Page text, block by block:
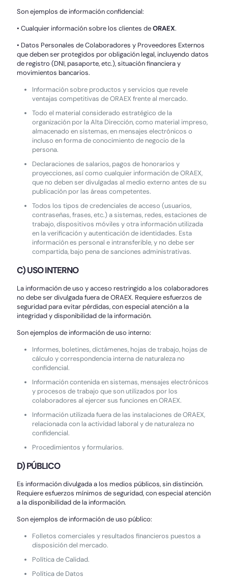
Son ejemplos de información confidencial:
• Cualquier información sobre los clientes deORAEX.
• Datos Personales de Colaboradores y Proveedores Externos
que deben ser protegidos por obligación legal, incluyendo datos
de registro (DNI, pasaporte, etc.), situación financiera y
movimientos bancarios.
Información sobre productos y servicios que revele
ventajas competitivas de ORAEX frente al mercado.
Todo el material considerado estratégico de la
organización por la Alta Dirección, como material impreso,
almacenado en sistemas, en mensajes electrónicos o
incluso en forma de conocimiento de negocio de la
persona.
Declaraciones de salarios, pagos de honorarios y
proyecciones, así como cualquier información de ORAEX,
que no deben ser divulgadas al medio externo antes de su
publicación por las áreas competentes.
Todos los tipos de credenciales de acceso (usuarios,
contraseñas, frases, etc.) a sistemas, redes, estaciones de
trabajo, dispositivos móviles y otra información utilizada
en la verificación y autenticación de identidades. Esta
información es personal e intransferible, y no debe ser
compartida, bajo pena de sanciones administrativas.
C) USO INTERNO
La información de uso y acceso restringido a los colaboradores
no debe ser divulgada fuera de ORAEX. Requiere esfuerzos de
seguridad para evitar pérdidas, con especial atención a la
integridad y disponibilidad de la información.
Son ejemplos de información de uso interno:
Informes, boletines, dictámenes, hojas de trabajo, hojas de
cálculo y correspondencia interna de naturaleza no
confidencial.
Información contenida en sistemas, mensajes electrónicos
y procesos de trabajo que son utilizados por los
colaboradores al ejercer sus funciones en ORAEX.
Información utilizada fuera de las instalaciones de ORAEX,
relacionada con la actividad laboral y de naturaleza no
confidencial.
Procedimientos y formularios.
D) PÚBLICO
Es información divulgada a los medios públicos, sin distinción.
Requiere esfuerzos mínimos de seguridad, con especial atención
a la disponibilidad de la información.
Son ejemplos de información de uso público:
Folletos comerciales y resultados financieros puestos a
disposición del mercado.
Política de Calidad.
Política de Datos